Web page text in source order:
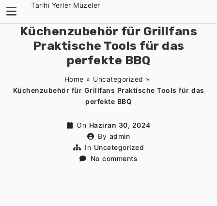
content
Tarihi Yerler Müzeler
Küchenzubehör für Grillfans
Praktische Tools für das
perfekte BBQ
Home » Uncategorized »
Küchenzubehör für Grillfans Praktische Tools für das
perfekte BBQ
On Haziran 30, 2024
By admin
In Uncategorized
No comments